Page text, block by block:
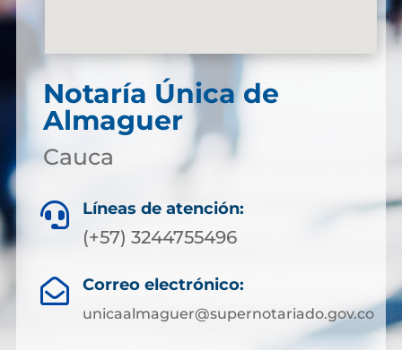
Notaría Única de
Almaguer
Cauca
 Líneas de atención:
(+57) 3244755496
 Correo electrónico:
unicaalmaguer@supernotariado.gov.co